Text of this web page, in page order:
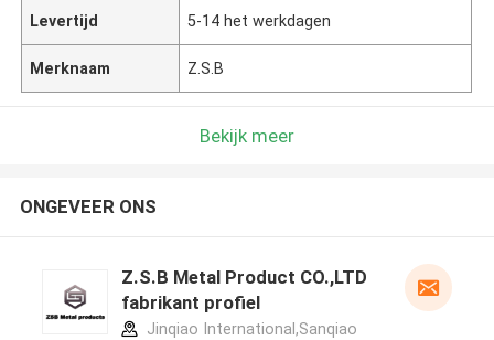
Levertijd 5-14 het werkdagen
Merknaam Z.S.B
Bekijk meer
ONGEVEER ONS
Z.S.B Metal Product CO.,LTD
fabrikant profiel
Jinqiao International,Sanqiao